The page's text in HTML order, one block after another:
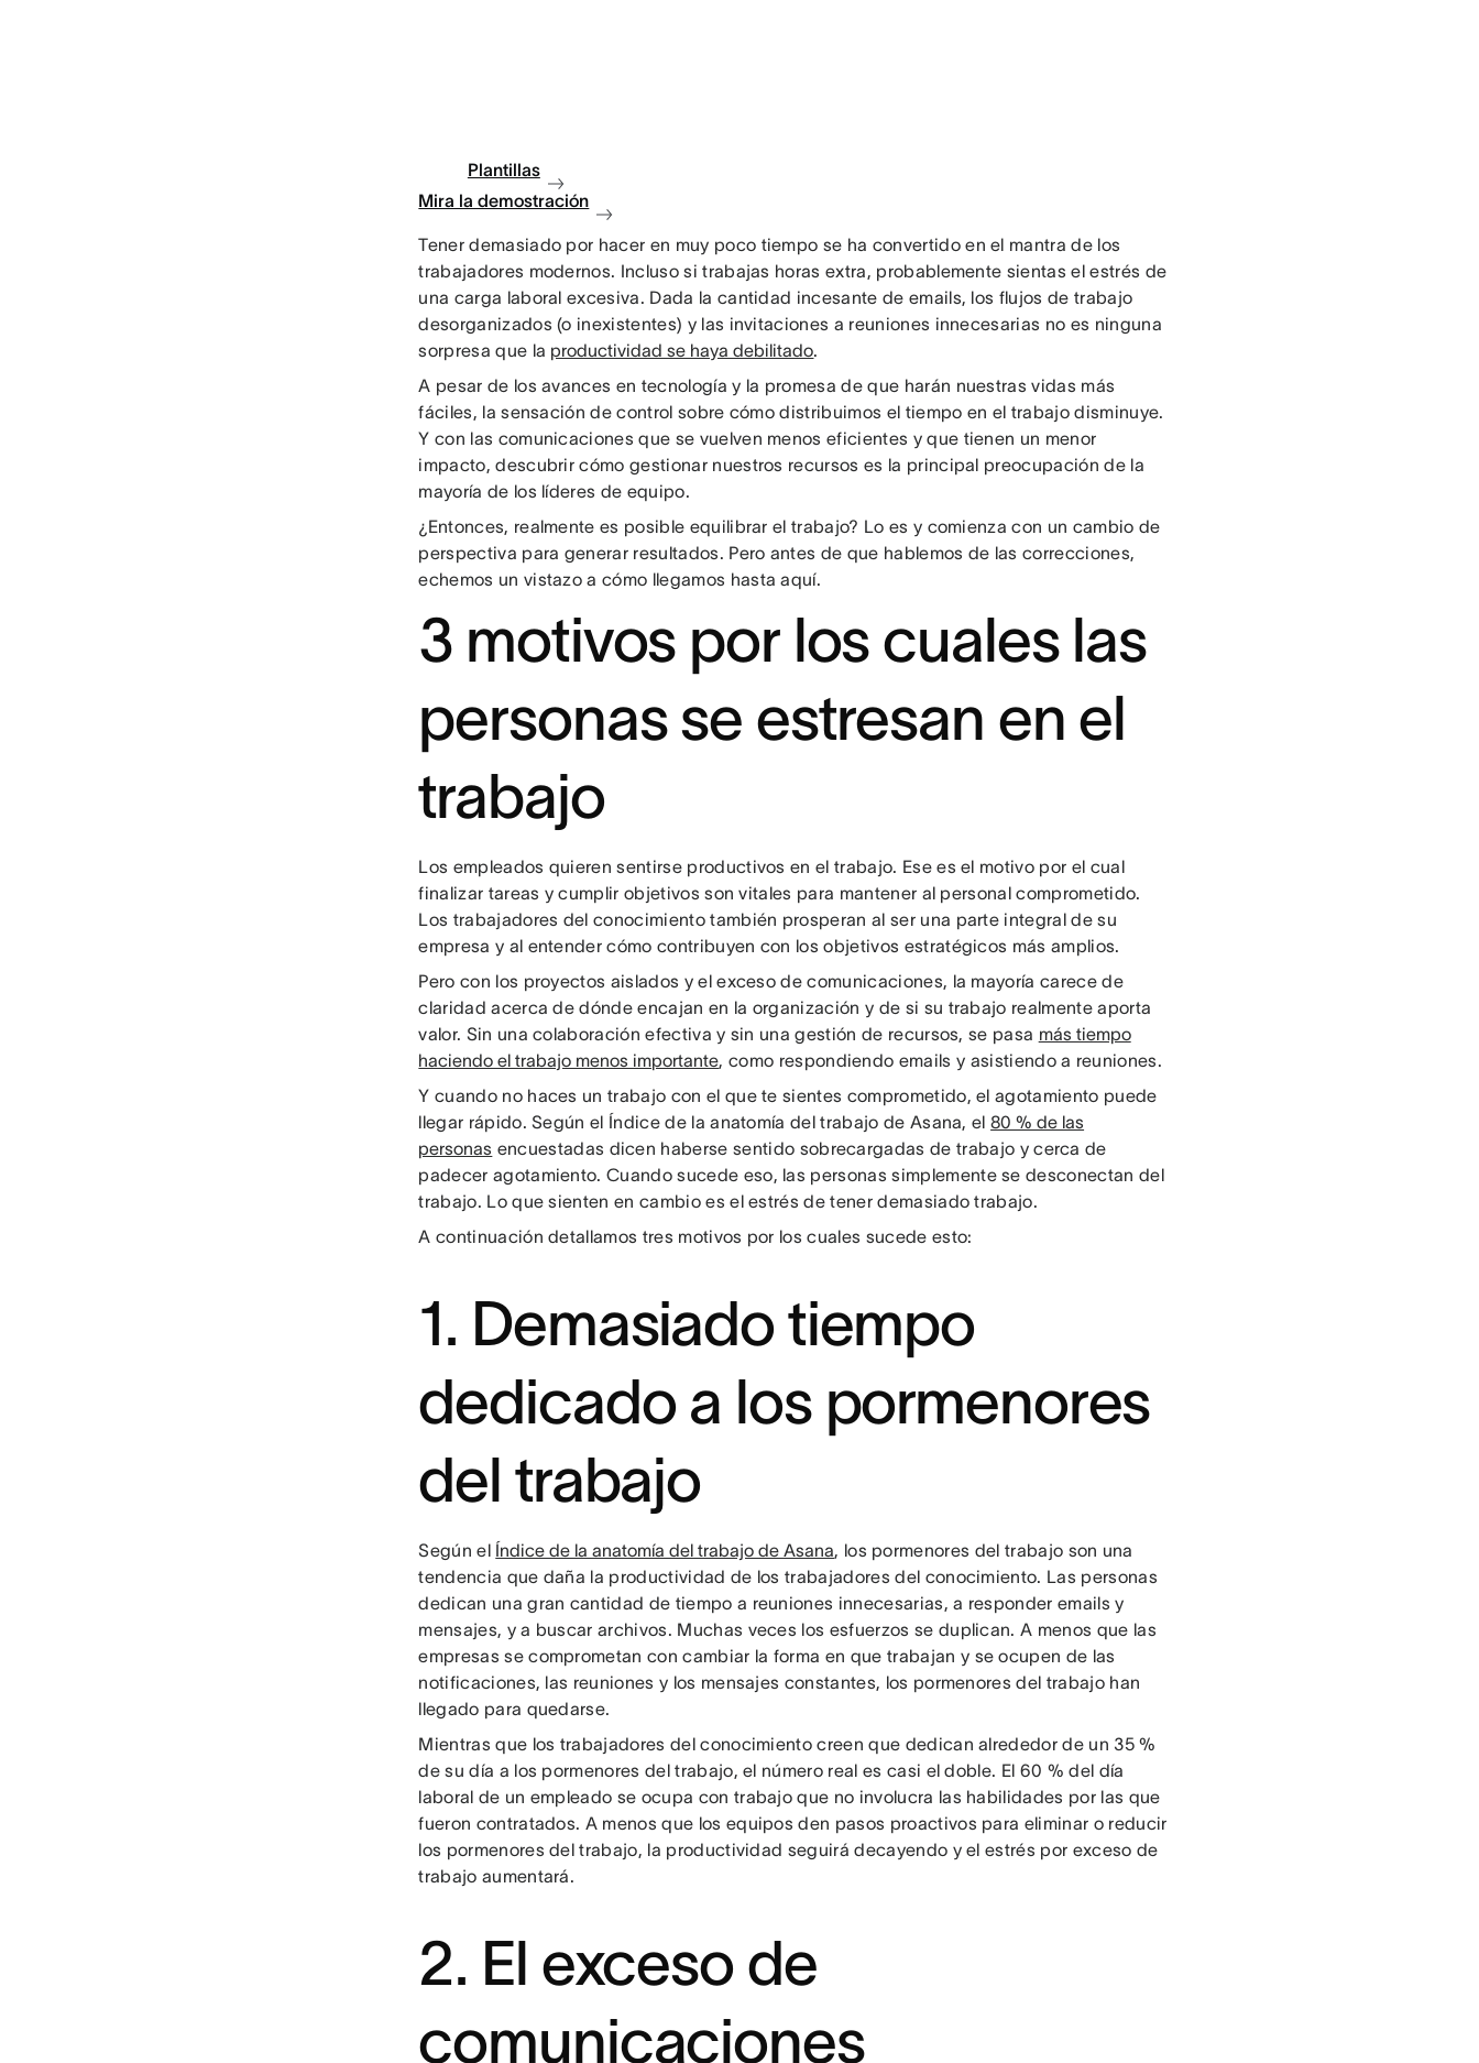
Plantillas
Mira la demostración
Tener demasiado por hacer en muy poco tiempo se ha convertido en el mantra de los
trabajadores modernos. Incluso si trabajas horas extra, probablemente sientas el estrés de
una carga laboral excesiva. Dada la cantidad incesante de emails, los flujos de trabajo
desorganizados (o inexistentes) y las invitaciones a reuniones innecesarias no es ninguna
sorpresa que la productividad se haya debilitado.
A pesar de los avances en tecnología y la promesa de que harán nuestras vidas más
fáciles, la sensación de control sobre cómo distribuimos el tiempo en el trabajo disminuye.
Y con las comunicaciones que se vuelven menos eficientes y que tienen un menor
impacto, descubrir cómo gestionar nuestros recursos es la principal preocupación de la
mayoría de los líderes de equipo.
¿Entonces, realmente es posible equilibrar el trabajo? Lo es y comienza con un cambio de
perspectiva para generar resultados. Pero antes de que hablemos de las correcciones,
echemos un vistazo a cómo llegamos hasta aquí.
3 motivos por los cuales las
personas se estresan en el
trabajo
Los empleados quieren sentirse productivos en el trabajo. Ese es el motivo por el cual
finalizar tareas y cumplir objetivos son vitales para mantener al personal comprometido.
Los trabajadores del conocimiento también prosperan al ser una parte integral de su
empresa y al entender cómo contribuyen con los objetivos estratégicos más amplios.
Pero con los proyectos aislados y el exceso de comunicaciones, la mayoría carece de
claridad acerca de dónde encajan en la organización y de si su trabajo realmente aporta
valor. Sin una colaboración efectiva y sin una gestión de recursos, se pasa más tiempo
haciendo el trabajo menos importante, como respondiendo emails y asistiendo a reuniones.
Y cuando no haces un trabajo con el que te sientes comprometido, el agotamiento puede
llegar rápido. Según el Índice de la anatomía del trabajo de Asana, el80 % de las
personas encuestadas dicen haberse sentido sobrecargadas de trabajo y cerca de
padecer agotamiento. Cuando sucede eso, las personas simplemente se desconectan del
trabajo. Lo que sienten en cambio es el estrés de tener demasiado trabajo.
A continuación detallamos tres motivos por los cuales sucede esto:
1. Demasiado tiempo
dedicado a los pormenores
del trabajo
Según el Índice de la anatomía del trabajo de Asana, los pormenores del trabajo son una
tendencia que daña la productividad de los trabajadores del conocimiento. Las personas
dedican una gran cantidad de tiempo a reuniones innecesarias, a responder emails y
mensajes, y a buscar archivos. Muchas veces los esfuerzos se duplican. A menos que las
empresas se comprometan con cambiar la forma en que trabajan y se ocupen de las
notificaciones, las reuniones y los mensajes constantes, los pormenores del trabajo han
llegado para quedarse.
Mientras que los trabajadores del conocimiento creen que dedican alrededor de un 35 %
de su día a los pormenores del trabajo, el número real es casi el doble. El 60 % del día
laboral de un empleado se ocupa con trabajo que no involucra las habilidades por las que
fueron contratados. A menos que los equipos den pasos proactivos para eliminar o reducir
los pormenores del trabajo, la productividad seguirá decayendo y el estrés por exceso de
trabajo aumentará.
2. El exceso de
comunicaciones